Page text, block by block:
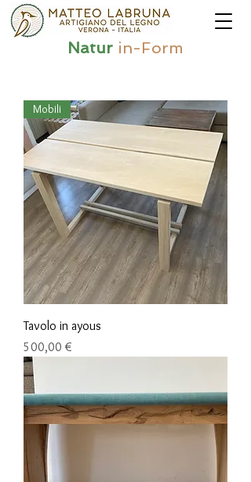
Natur in-Form
Mobili
Tavolo in ayous
Preis
500,00 €